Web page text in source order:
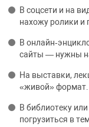
В соцсети и на
нахожу ролики и
В
сайты — нужны
На выставки,
«живой» формат.
В библиотеку
погрузиться в